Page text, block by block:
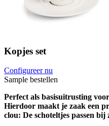
Kopjes set
Configureer nu
Sample bestellen
Perfect als basisuitrusting
Hierdoor maakt je zaak een
clou: De schoteltjes passen bij